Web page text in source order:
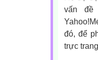
vấn đề
đó, để
trực